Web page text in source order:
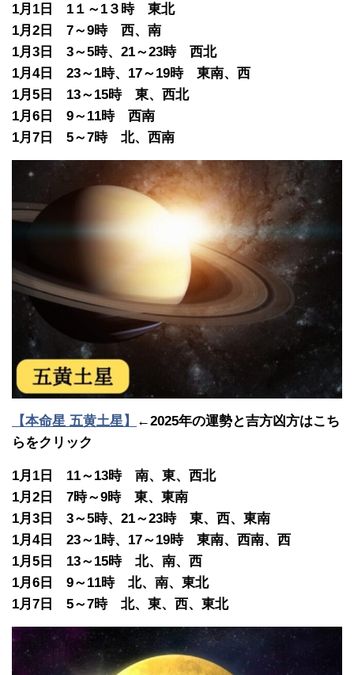
1月1日 1１～1３時 東北
1月2日 7～9時 西、南
1月3日 3～5時、21～23時 西北
1月4日 23～1時、17～19時 東南、西
1月5日 13～15時 東、西北
1月6日 9～11時 西南
1月7日 5～7時 北、西南
【本命星 五黄土星】
←2025年の運勢と吉方凶方はこち
らをクリック
1月1日 11～13時 南、東、西北
1月2日 7時～9時 東、東南
1月3日 3～5時、21～23時 東、西、東南
1月4日 23～1時、17～19時 東南、西南、西
1月5日 13～15時 北、南、西
1月6日 9～11時 北、南、東北
1月7日 5～7時 北、東、西、東北